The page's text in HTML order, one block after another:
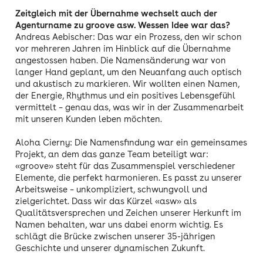
Zeitgleich mit der Übernahme wechselt auch der
Agenturname zu groove asw. Wessen Idee war das?
Andreas Aebischer: Das war ein Prozess, den wir schon
vor mehreren Jahren im Hinblick auf die Übernahme
angestossen haben. Die Namensänderung war von
langer Hand geplant, um den Neuanfang auch optisch
und akustisch zu markieren. Wir wollten einen Namen,
der Energie, Rhythmus und ein positives Lebensgefühl
vermittelt – genau das, was wir in der Zusammenarbeit
mit unseren Kunden leben möchten.
Aloha Cierny: Die Namensfindung war ein gemeinsames
Projekt, an dem das ganze Team beteiligt war:
«groove» steht für das Zusammenspiel verschiedener
Elemente, die perfekt harmonieren. Es passt zu unserer
Arbeitsweise – unkompliziert, schwungvoll und
zielgerichtet. Dass wir das Kürzel «asw» als
Qualitätsversprechen und Zeichen unserer Herkunft im
Namen behalten, war uns dabei enorm wichtig. Es
schlägt die Brücke zwischen unserer 35-jährigen
Geschichte und unserer dynamischen Zukunft.